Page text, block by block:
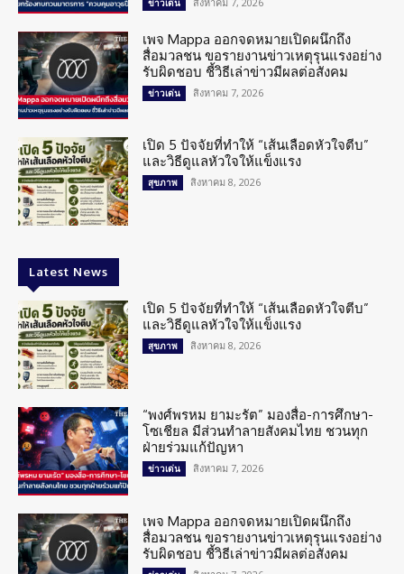
เพจ Mappa ออกจดหมายเปิดผนึกถึง
สื่อมวลชน ขอรายงานข่าวเหตุรุนแรงอย่าง
รับผิดชอบ ชี้วิธีเล่าข่าวมีผลต่อสังคม
ข่าวเด่น สิงหาคม 7, 2026
เปิด 5 ปัจจัยที่ทำให้ “เส้นเลือดหัวใจตีบ”
และวิธีดูแลหัวใจให้แข็งแรง
สุขภาพ สิงหาคม 8, 2026
Latest News
เปิด 5 ปัจจัยที่ทำให้ “เส้นเลือดหัวใจตีบ”
และวิธีดูแลหัวใจให้แข็งแรง
สุขภาพ สิงหาคม 8, 2026
“พงศ์พรหม ยามะรัต” มองสื่อ-การศึกษา-
โซเชียล มีส่วนทำลายสังคมไทย ชวนทุก
ฝ่ายร่วมแก้ปัญหา
ข่าวเด่น สิงหาคม 7, 2026
เพจ Mappa ออกจดหมายเปิดผนึกถึง
สื่อมวลชน ขอรายงานข่าวเหตุรุนแรงอย่าง
รับผิดชอบ ชี้วิธีเล่าข่าวมีผลต่อสังคม